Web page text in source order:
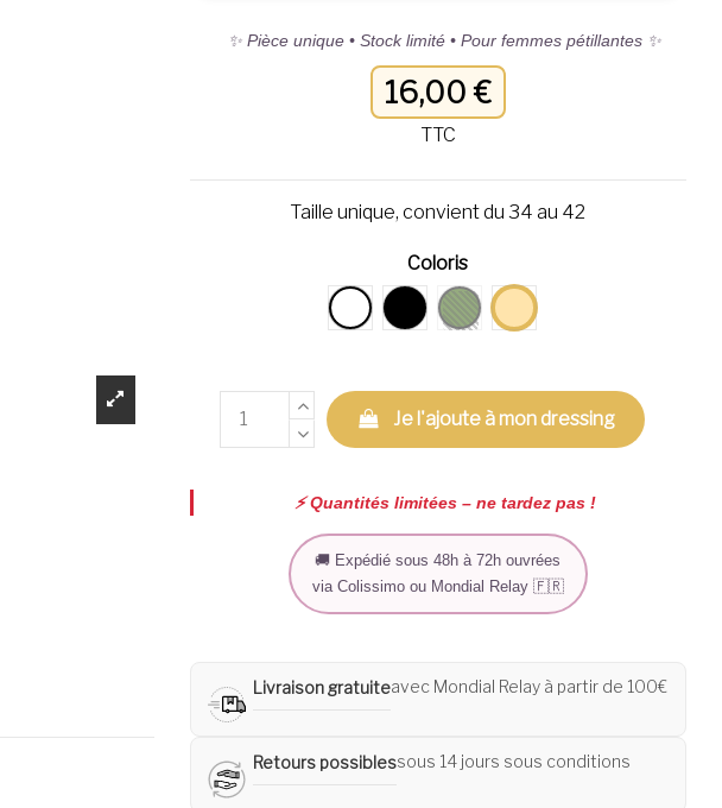
✨ Pièce unique • Stock limité • Pour femmes pétillantes ✨
16,00 €
TTC
Taille unique, convient du 34 au 42
Coloris
Blanc
Noir kaki beige
Je l'ajoute à mon dressing
⚡️ Quantités limitées – ne tardez pas !
🚚 Expédié sous 48h à 72h ouvrées
via Colissimo ou Mondial Relay 🇫🇷
Livraison gratuiteavec Mondial Relay à partir de 100€
Retours possiblessous 14 jours sous conditions